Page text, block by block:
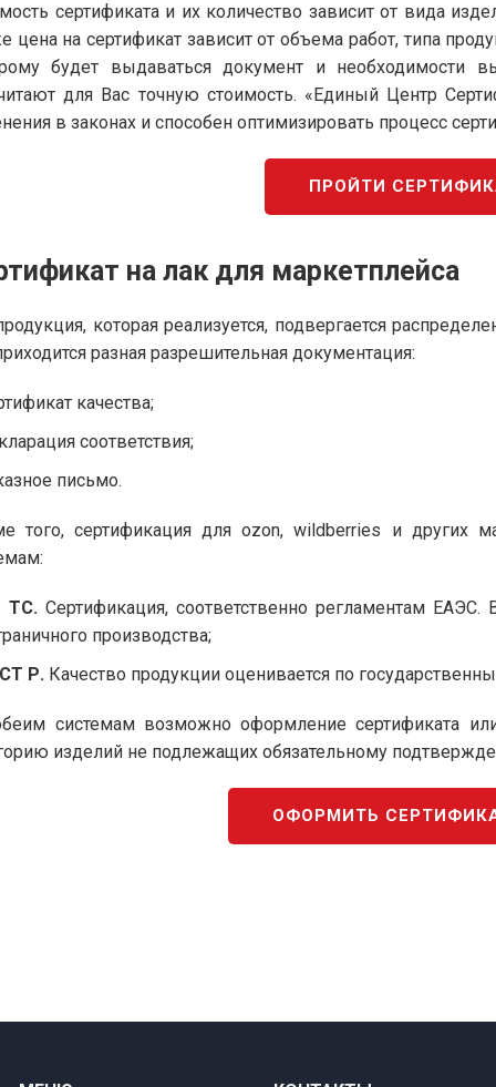
сертификата и их количество зависит от вида
цена на сертификат зависит от объема работ, типа
будет выдаваться документ и необходимости
для Вас точную стоимость. «Единый Центр
в законах и способен оптимизировать процесс
ПРОЙТИ
на лак для маркетплейса
которая реализуется, подвергается
разная разрешительная документация:
качества;
соответствия;
письмо.
того, сертификация для ozon, wildberries и других
ТС. Сертификация, соответственно регламентам
производства;
Р. Качество продукции оценивается по
системам возможно оформление сертификата
изделий не подлежащих обязательному
ОФОРМИТЬ